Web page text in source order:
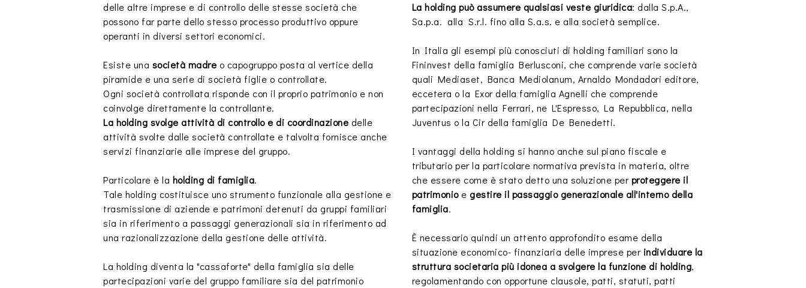
delle altre imprese e di controllo delle stesse società che
possono far parte dello stesso processo produttivo oppure
operanti in diversi settori economici.
Esiste una società madre o capogruppo posta al vertice della
piramide e una serie di società figlie o controllate.
Ogni società controllata risponde con il proprio patrimonio e non
coinvolge direttamente la controllante.
La holding svolge attività di controllo e di coordinazione delle
attività svolte dalle società controllate e talvolta fornisce anche
servizi finanziarie alle imprese del gruppo.
Particolare è la holding di famiglia.
Tale holding costituisce uno strumento funzionale alla gestione e
trasmissione di aziende e patrimoni detenuti da gruppi familiari
sia in riferimento a passaggi generazionali sia in riferimento ad
una razionalizzazione della gestione delle attività.
La holding diventa la "cassaforte" della famiglia sia delle
partecipazioni varie del gruppo familiare sia del patrimonio
La holding può assumere qualsiasi veste giuridica: dalla S.p.A.,
Sa.p.a. alla S.r.l. fino alla S.a.s. e alla società semplice.
In Italia gli esempi più conosciuti di holding familiari sono la
Fininvest della famiglia Berlusconi, che comprende varie società
quali Mediaset, Banca Mediolanum, Arnaldo Mondadori editore,
eccetera o la Exor della famiglia Agnelli che comprende
partecipazioni nella Ferrari, ne L'Espresso, La Repubblica, nella
Juventus o la Cir della famiglia De Benedetti.
I vantaggi della holding si hanno anche sul piano fiscale e
tributario per la particolare normativa prevista in materia, oltre
che essere come è stato detto una soluzione perproteggere il
patrimonioegestire il passaggio generazionale all'interno della
famiglia.
È necessario quindi un attento approfondito esame della
situazione economico- finanziaria delle imprese per individuare la
struttura societaria più idonea a svolgere la funzione di holding,
regolamentando con opportune clausole, patti, statuti, patti